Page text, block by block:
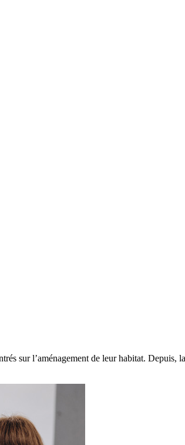
sur l’aménagement de leur habitat. Depuis,